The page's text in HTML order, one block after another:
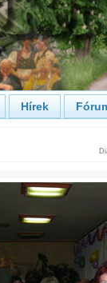
Hírek